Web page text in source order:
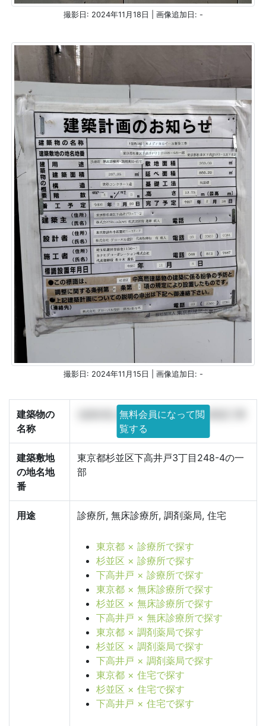
撮影日: 2024年11月18日 | 画像追加日: -
撮影日: 2024年11月15日 | 画像追加日: -
建築物の
名称
(仮称)桜上水メディカルモール新築工事
無料会員になって閲
覧する
建築敷地
の地名地
番
東京都杉並区下高井戸3丁目248-4の一
部
用途 診療所, 無床診療所, 調剤薬局, 住宅
東京都 × 診療所で探す
杉並区 × 診療所で探す
下高井戸 × 診療所で探す
東京都 × 無床診療所で探す
杉並区 × 無床診療所で探す
下高井戸 × 無床診療所で探す
東京都 × 調剤薬局で探す
杉並区 × 調剤薬局で探す
下高井戸 × 調剤薬局で探す
東京都 × 住宅で探す
杉並区 × 住宅で探す
下高井戸 × 住宅で探す